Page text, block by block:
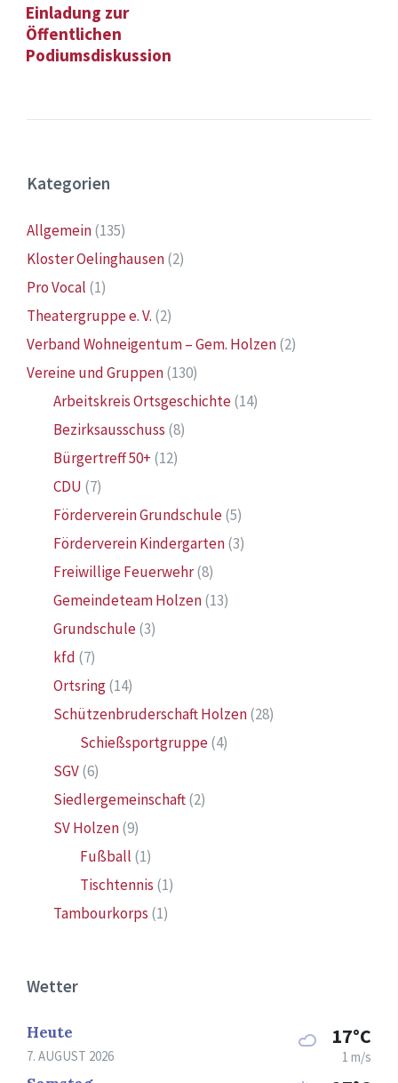
Einladung zur
Öffentlichen
Podiumsdiskussion
Kategorien
Allgemein(135)
Kloster Oelinghausen(2)
Pro Vocal (1)
Theatergruppe e. V. (2)
Verband Wohneigentum – Gem. Holzen(2)
Vereine und Gruppen(130)
Arbeitskreis Ortsgeschichte(14)
Bezirksausschuss (8)
Bürgertreff 50+ (12)
CDU (7)
Förderverein Grundschule(5)
Förderverein Kindergarten(3)
Freiwillige Feuerwehr(8)
Gemeindeteam Holzen(13)
Grundschule(3)
kfd (7)
Ortsring(14)
Schützenbruderschaft Holzen(28)
Schießsportgruppe(4)
SGV(6)
Siedlergemeinschaft(2)
SV Holzen(9)
Fußball (1)
Tischtennis (1)
Tambourkorps (1)
Wetter
Heute
7. AUGUST 2026
17°C
1 m/s